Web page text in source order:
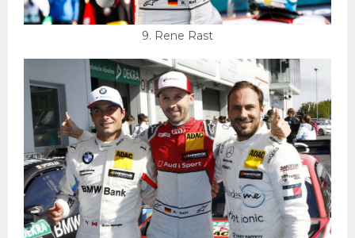
9. Rene Rast